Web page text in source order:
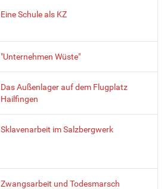
Eine Schule als KZ
"Unternehmen Wüste"
Das Außenlager auf dem Flugplatz
Hailfingen
Sklavenarbeit im Salzbergwerk
Zwangsarbeit und Todesmarsch